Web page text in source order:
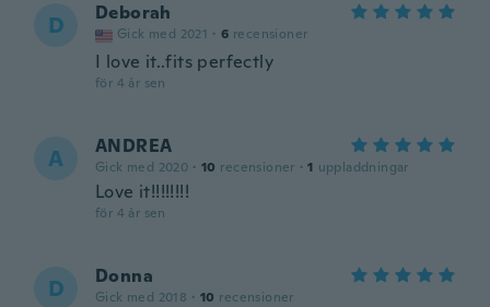
D Deborah
Gick med 2021 · 6 recensioner
I love it..fits perfectly
för 4 år sen
A ANDREA
Gick med 2020 · 10 recensioner · 1 uppladdningar
Love it!!!!!!!!
för 4 år sen
D Donna
Gick med 2018 · 10 recensioner